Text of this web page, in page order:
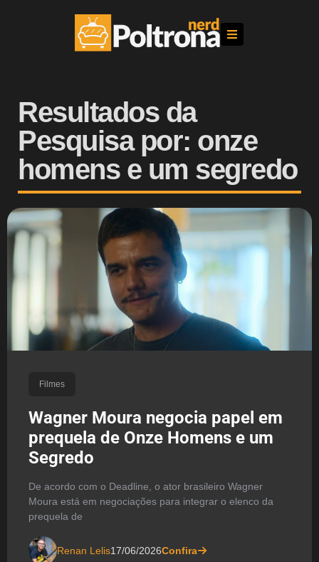
Resultados da
Pesquisa por: onze
homens e um segredo
Filmes
Wagner Moura negocia papel em
prequela de Onze Homens e um
Segredo
De acordo com o Deadline, o ator brasileiro Wagner
Moura está em negociações para integrar o elenco da
prequela de
Renan Lelis17/06/2026Confira